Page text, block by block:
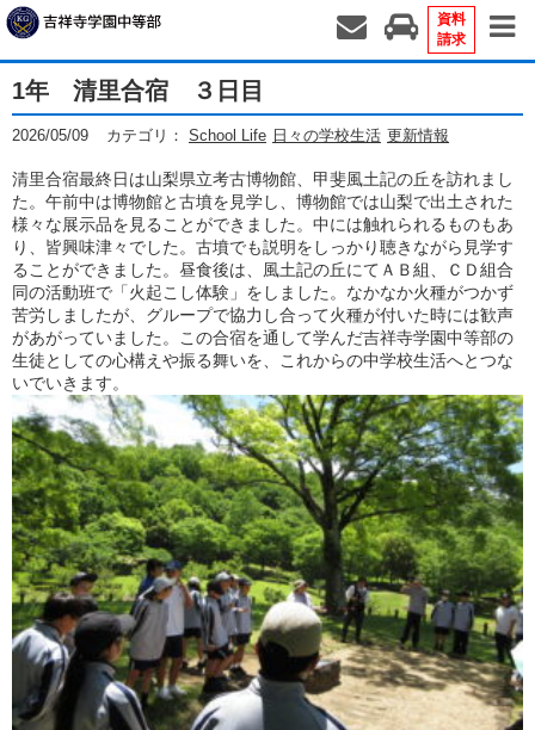
資料
請求
1年 清里合宿 ３日目
2026/05/09 カテゴリ： School Life 日々の学校生活 更新情報
清里合宿最終日は山梨県立考古博物館、甲斐風土記の丘を訪れまし
た。午前中は博物館と古墳を見学し、博物館では山梨で出土された
様々な展示品を見ることができました。中には触れられるものもあ
り、皆興味津々でした。古墳でも説明をしっかり聴きながら見学す
ることができました。昼食後は、風土記の丘にてＡＢ組、ＣＤ組合
同の活動班で「火起こし体験」をしました。なかなか火種がつかず
苦労しましたが、グループで協力し合って火種が付いた時には歓声
があがっていました。この合宿を通して学んだ吉祥寺学園中等部の
生徒としての心構えや振る舞いを、これからの中学校生活へとつな
いでいきます。